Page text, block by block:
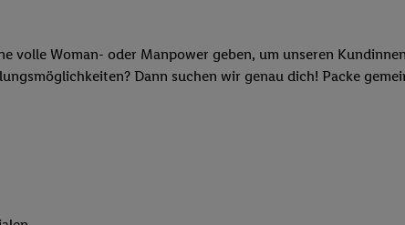
volle Woman- oder Manpower geben, um unseren
Dann suchen wir genau dich! Packe